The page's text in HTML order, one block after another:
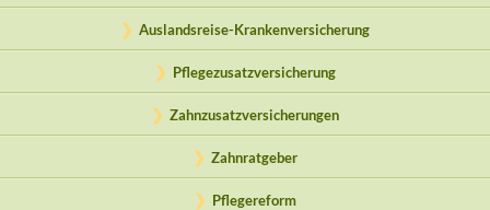
Auslandsreise-Krankenversicherung
Pflegezusatzversicherung
Zahnzusatzversicherungen
Zahnratgeber
Pflegereform